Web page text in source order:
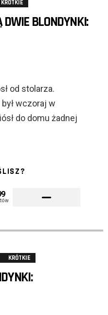
KRÓTKIE
BLONDYNKI:
od stolarza.
wczoraj w
do domu żadnej
KRÓTKIE